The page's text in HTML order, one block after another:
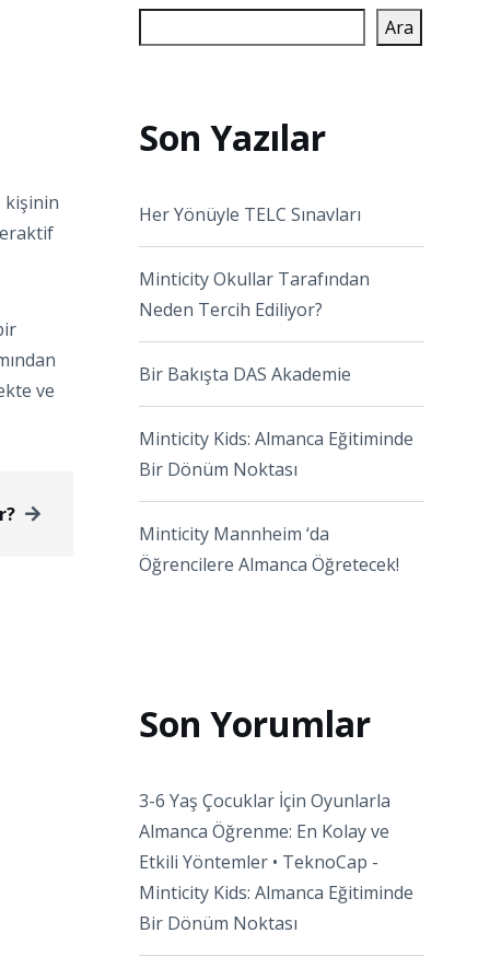
kişinin
ve
Ara
Son Yazılar
Her Yönüyle TELC Sınavları
Minticity Okullar Tarafından
Neden Tercih Ediliyor?
Bir Bakışta DAS Akademie
Minticity Kids: Almanca Eğitiminde
Bir Dönüm Noktası
Minticity Mannheim ‘da
Öğrencilere Almanca Öğretecek!
Son Yorumlar
3-6 Yaş Çocuklar İçin Oyunlarla
Almanca Öğrenme: En Kolay ve
Etkili Yöntemler • TeknoCap -
Minticity Kids: Almanca Eğitiminde
Bir Dönüm Noktası